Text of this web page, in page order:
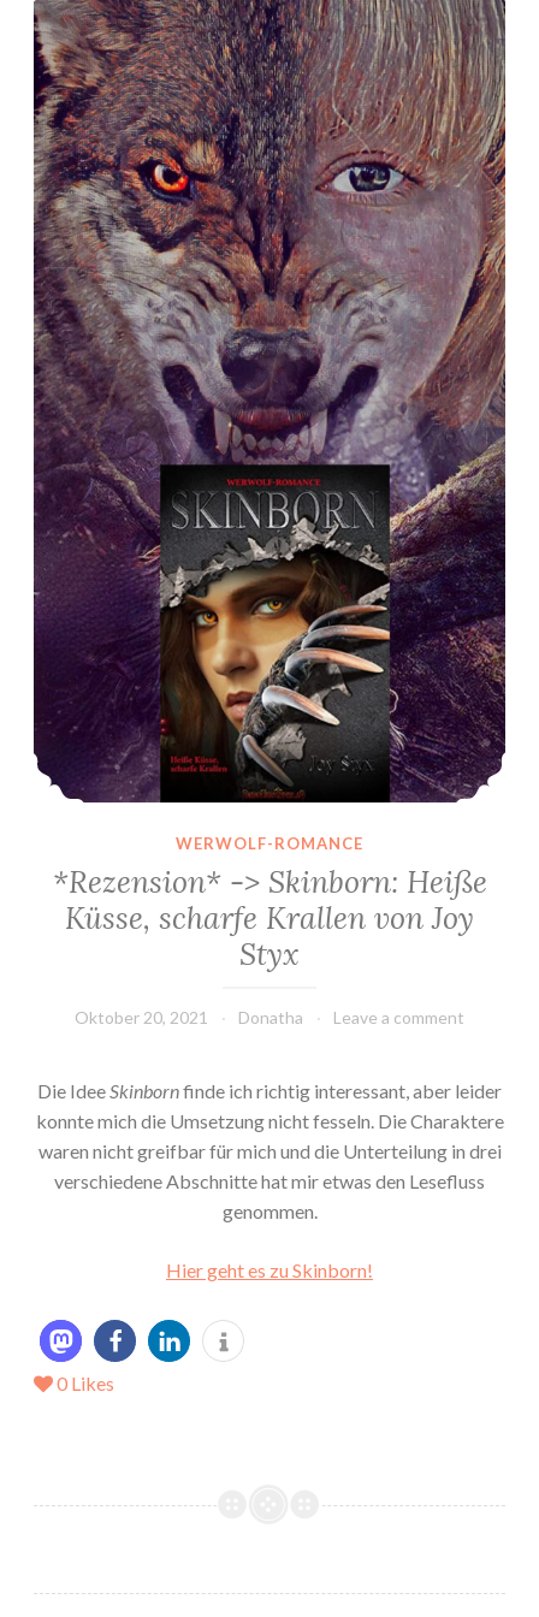
WERWOLF-ROMANCE
*Rezension* -> Skinborn: Heiße
Küsse, scharfe Krallen von Joy
Styx
Oktober 20, 2021 Donatha Leave a comment
Die IdeeSkinbornfinde ich richtig interessant, aber leider
konnte mich die Umsetzung nicht fesseln. Die Charaktere
waren nicht greifbar für mich und die Unterteilung in drei
verschiedene Abschnitte hat mir etwas den Lesefluss
genommen.
Hier geht es zu Skinborn!
0 Likes